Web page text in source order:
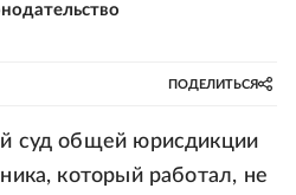
ПОДЕЛИТЬСЯ
суд общей юрисдикции
который работал, не